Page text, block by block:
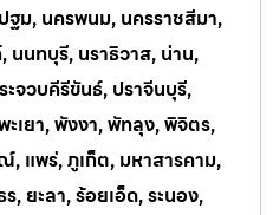
ม, นครพนม, นครราชสีมา,
นนทบุรี, นราธิวาส, น่าน,
จวบคีรีขันธ์, ปราจีนบุรี,
เยา, พังงา, พัทลุง, พิจิตร,
แพร่, ภูเก็ต, มหาสารคาม,
, ยะลา, ร้อยเอ็ด, ระนอง,